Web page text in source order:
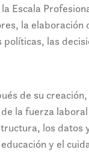
Escala
la
las
de su
la fuerza
los datos
y el